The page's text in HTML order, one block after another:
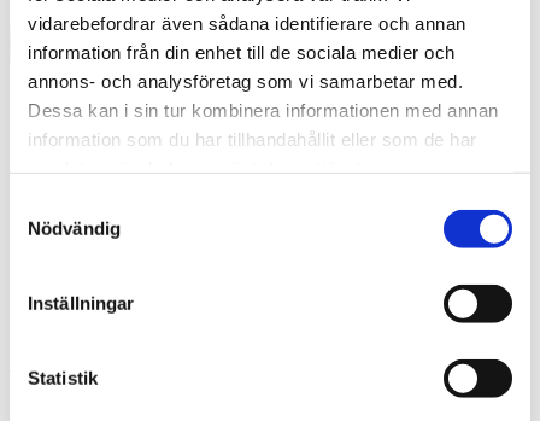
vidarebefordrar även sådana identifierare och annan
information från din enhet till de sociala medier och
annons- och analysföretag som vi samarbetar med.
Dessa kan i sin tur kombinera informationen med annan
information som du har tillhandahållit eller som de har
Nödvändig
Inställningar
Statistik
What are you looking for?
Search